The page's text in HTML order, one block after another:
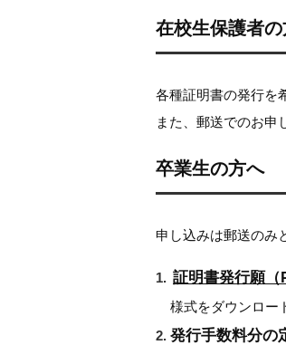
在校生保護者
各種証明書の発行を
また、郵送でのお申
卒業生の方へ
申し込みは郵送のみ
証明書発行願（
様式をダウンロー
発行手数料分の